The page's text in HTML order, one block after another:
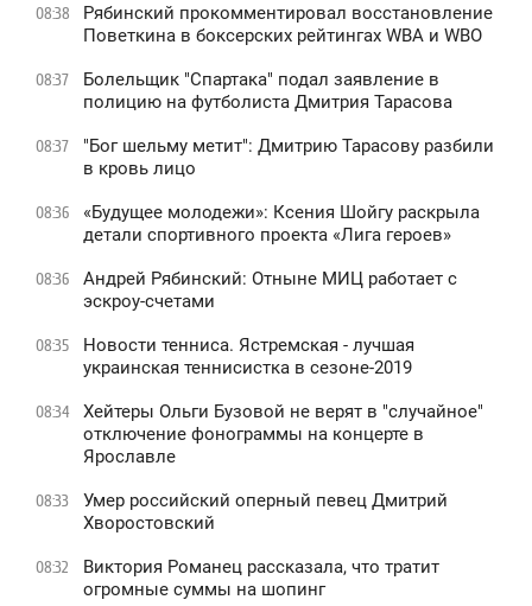
08:38
Рябинский прокомментировал восстановление
Поветкина в боксерских рейтингах WBA и WBO
08:37
Болельщик "Спартака" подал заявление в
полицию на футболиста Дмитрия Тарасова
08:37
"Бог шельму метит": Дмитрию Тарасову разбили
в кровь лицо
08:36
«Будущее молодежи»: Ксения Шойгу раскрыла
детали спортивного проекта «Лига героев»
08:36
Андрей Рябинский: Отныне МИЦ работает с
эскроу-счетами
08:35
Новости тенниса. Ястремская - лучшая
украинская теннисистка в сезоне-2019
08:34
Хейтеры Ольги Бузовой не верят в "случайное"
отключение фонограммы на концерте в
Ярославле
08:33
Умер российский оперный певец Дмитрий
Хворостовский
08:32
Виктория Романец рассказала, что тратит
огромные суммы на шопинг